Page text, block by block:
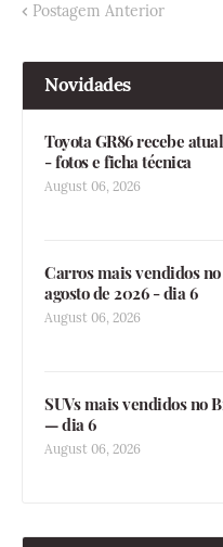
Postagem Anterior
Novidades
Toyota GR86 recebe
- fotos e ficha técnica
August 06, 2026
Carros mais vendidos
agosto de 2026 - dia 6
August 06, 2026
SUVs mais vendidos no
— dia 6
August 06, 2026